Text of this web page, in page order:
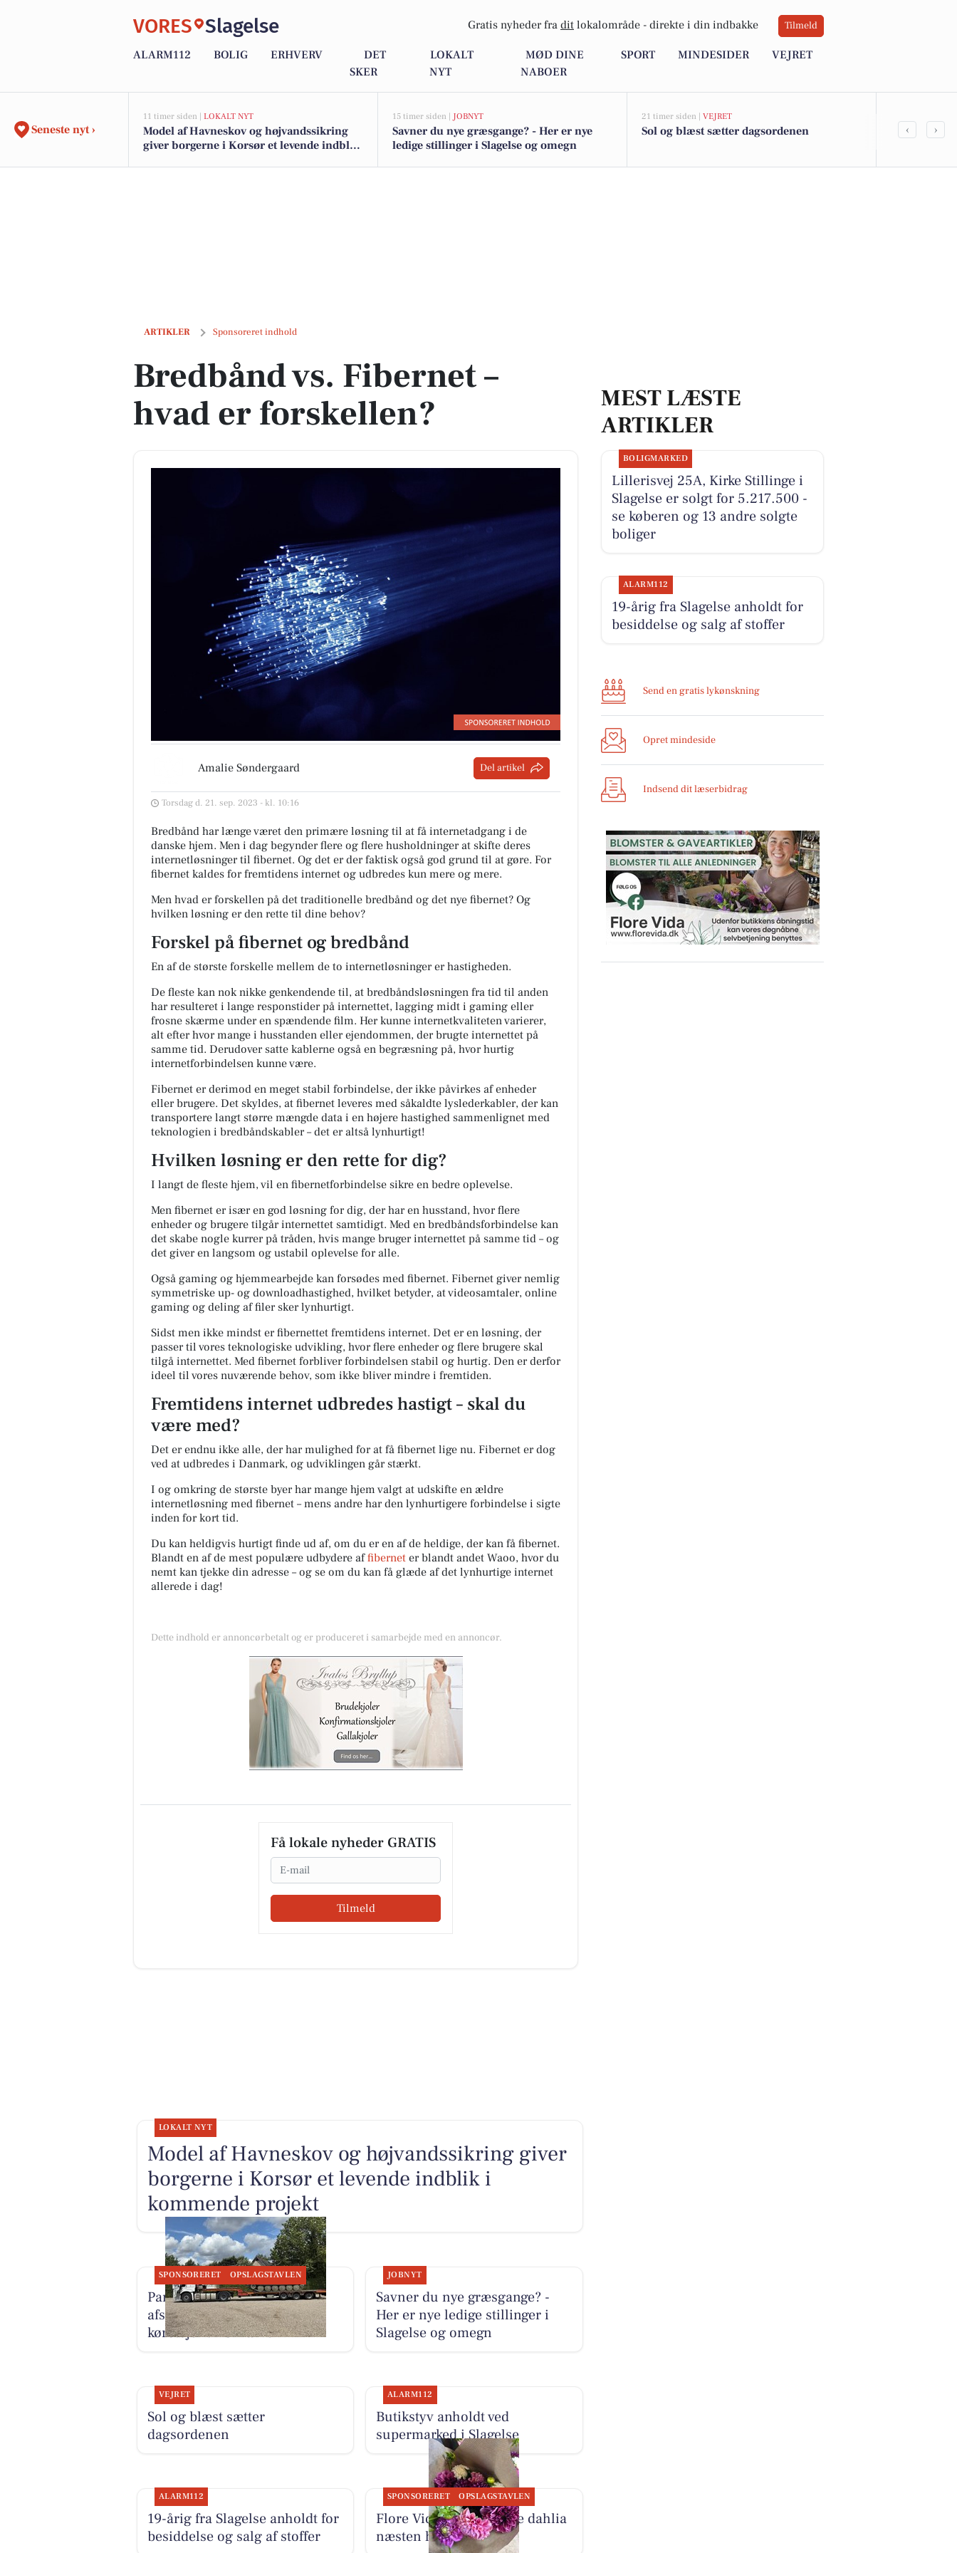
VORES Slagelse Gratis nyheder fra dit lokalområde - direkte i din indbakke Tilmeld
ALARM112 BOLIG ERHVERV
DET
SKER
LOKALT
NYT
MØD DINE
NABOER
SPORT MINDESIDER VEJRET
Seneste nyt ›
11 timer siden | LOKALT NYT
Model af Havneskov og højvandssikring
giver borgerne i Korsør et levende indblik
15 timer siden | JOBNYT
Savner du nye græsgange? - Her er nye
ledige stillinger i Slagelse og omegn
21 timer siden | VEJRET
Sol og blæst sætter dagsordenen
Butikstyv
‹ ›
ARTIKLER Sponsoreret indhold
Bredbånd vs. Fibernet – hvad er forskellen?
Bredbånd vs. Fibernet –
hvad er forskellen?
Amalie Søndergaard Del artikel
Torsdag d. 21. sep. 2023 - kl. 10:16
Bredbånd har længe været den primære løsning til at få internetadgang i de
danske hjem. Men i dag begynder flere og flere husholdninger at skifte deres
internetløsninger til fibernet. Og det er der faktisk også god grund til at gøre. For
fibernet kaldes for fremtidens internet og udbredes kun mere og mere.
Men hvad er forskellen på det traditionelle bredbånd og det nye fibernet? Og
hvilken løsning er den rette til dine behov?
Forskel på fibernet og bredbånd
En af de største forskelle mellem de to internetløsninger er hastigheden.
De fleste kan nok nikke genkendende til, at bredbåndsløsningen fra tid til anden
har resulteret i lange responstider på internettet, lagging midt i gaming eller
frosne skærme under en spændende film. Her kunne internetkvaliteten varierer,
alt efter hvor mange i husstanden eller ejendommen, der brugte internettet på
samme tid. Derudover satte kablerne også en begræsning på, hvor hurtig
internetforbindelsen kunne være.
Fibernet er derimod en meget stabil forbindelse, der ikke påvirkes af enheder
eller brugere. Det skyldes, at fibernet leveres med såkaldte lyslederkabler, der kan
transportere langt større mængde data i en højere hastighed sammenlignet med
teknologien i bredbåndskabler – det er altså lynhurtigt!
Hvilken løsning er den rette for dig?
I langt de fleste hjem, vil en fibernetforbindelse sikre en bedre oplevelse.
Men fibernet er især en god løsning for dig, der har en husstand, hvor flere
enheder og brugere tilgår internettet samtidigt. Med en bredbåndsforbindelse kan
det skabe nogle kurrer på tråden, hvis mange bruger internettet på samme tid – og
det giver en langsom og ustabil oplevelse for alle.
Også gaming og hjemmearbejde kan forsødes med fibernet. Fibernet giver nemlig
symmetriske up- og downloadhastighed, hvilket betyder, at videosamtaler, online
gaming og deling af filer sker lynhurtigt.
Sidst men ikke mindst er fibernettet fremtidens internet. Det er en løsning, der
passer til vores teknologiske udvikling, hvor flere enheder og flere brugere skal
tilgå internettet. Med fibernet forbliver forbindelsen stabil og hurtig. Den er derfor
ideel til vores nuværende behov, som ikke bliver mindre i fremtiden.
Fremtidens internet udbredes hastigt – skal du
være med?
Det er endnu ikke alle, der har mulighed for at få fibernet lige nu. Fibernet er dog
ved at udbredes i Danmark, og udviklingen går stærkt.
I og omkring de største byer har mange hjem valgt at udskifte en ældre
internetløsning med fibernet – mens andre har den lynhurtigere forbindelse i sigte
inden for kort tid.
Du kan heldigvis hurtigt finde ud af, om du er en af de heldige, der kan få fibernet.
Blandt en af de mest populære udbydere affibernet er blandt andet Waoo, hvor du
nemt kan tjekke din adresse – og se om du kan få glæde af det lynhurtige internet
allerede i dag!
Dette indhold er annoncørbetalt og er produceret i samarbejde med en annoncør.
Få lokale nyheder GRATIS
Email
Tilmeld
MEST LÆSTE
ARTIKLER
BOLIGMARKED
Lillerisvej 25A, Kirke Stillinge i
Slagelse er solgt for 5.217.500 -
se køberen og 13 andre solgte
boliger
ALARM112
19-årig fra Slagelse anholdt for
besiddelse og salg af stoffer
Send en gratis lykønskning
Opret mindeside
Indsend dit læserbidrag
LOKALT NYT
Model af Havneskov og højvandssikring giver
borgerne i Korsør et levende indblik i
kommende projekt
SPONSORERET OPSLAGSTAVLEN
PanzerMuseum East har
afsluttet første leverance af
køretøjer til Ukraine
JOBNYT
Savner du nye græsgange? -
Her er nye ledige stillinger i
Slagelse og omegn
VEJRET
Sol og blæst sætter
dagsordenen
ALARM112
Butikstyv anholdt ved
supermarked i Slagelse
ALARM112
19-årig fra Slagelse anholdt for
besiddelse og salg af stoffer
SPONSORERET OPSLAGSTAVLEN
Flore Vida skærer friske dahlia
næsten hver dag